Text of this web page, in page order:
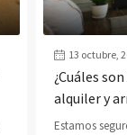
13 octubre,
¿Cuáles
alquiler y
Estamos